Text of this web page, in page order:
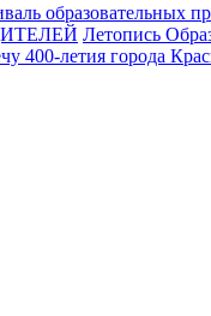
образовательных
Летопись
400-летия города